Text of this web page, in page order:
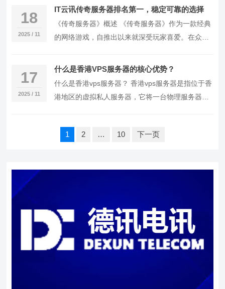
定性以…
18
2025 / 11
IT云讯传奇服务器排名第一，稳定可靠的选择
《传奇服务器》概述 《传奇服务器》作为一款经典
的网络游戏，自推出以来就深受玩家喜爱。在众多
服务器…
17
2025 / 11
什么是香港VPS服务器的核心优势？
什么是香港vps服务器？ 香港vps服务器是指位于香
港地区的虚拟私人服务器，它将一台物理服务器分
1 2 … 10 下一页